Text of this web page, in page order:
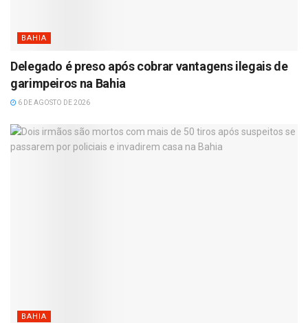
BAHIA
Delegado é preso após cobrar vantagens ilegais de
garimpeiros na Bahia
6 DE AGOSTO DE 2026
BAHIA